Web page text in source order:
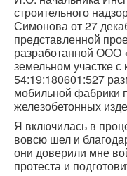
строительного
Симонова от 27
представленной
разработанной ООО
земельном участке
54:19:180601:527
мобильной фабрики
железобетонных
Я включилась в
вовсю шел и
они доверили мне
протеста и